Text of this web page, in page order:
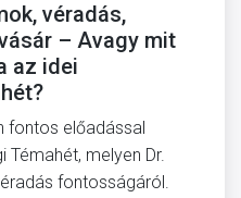
véradás,
– Avagy mit
az idei
fontos előadással
melyen Dr.
fontosságáról.